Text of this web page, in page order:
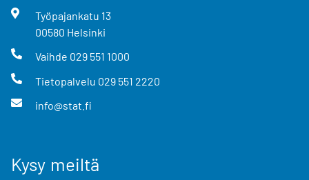
Työpajankatu 13
00580 Helsinki
Vaihde 029 551 1000
Tietopalvelu 029 551 2220
info@stat.fi
Kysy meiltä